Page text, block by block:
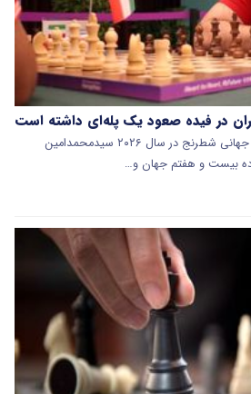
در فیده صعود یک‌ پله‌ای داشته است
در رنکینگ ماه جون فدراسیون جهانی شطرنج در سال ۲۰۲۶ سیدمحمدامین
بیست و هفتم جهان و…